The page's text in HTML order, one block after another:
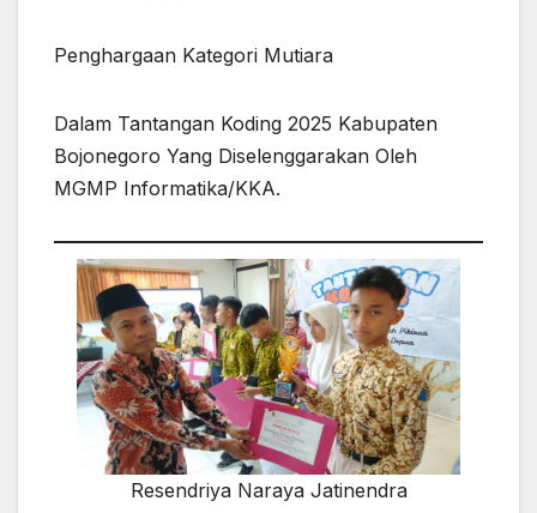
Penghargaan Kategori Mutiara
Dalam Tantangan Koding 2025 Kabupaten
Bojonegoro Yang Diselenggarakan Oleh
MGMP Informatika/KKA.
Resendriya Naraya Jatinendra